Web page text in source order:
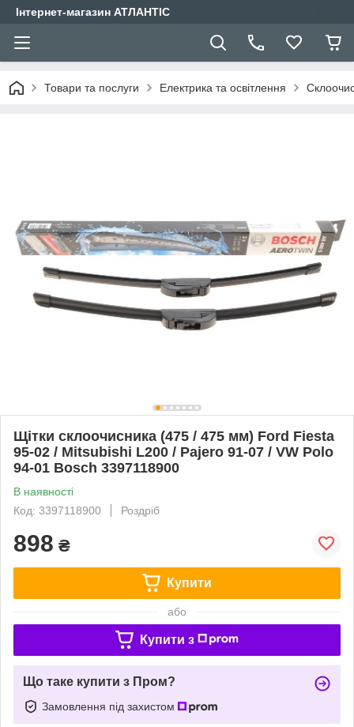
Інтернет-магазин АТЛАНТІС
Товари та послуги Електрика та освітлення
Щітки склоочисника (475 / 475 мм) Ford Fiesta
95-02 / Mitsubishi L200 / Pajero 91-07 / VW Polo
94-01 Bosch 3397118900
В наявності
Код: 3397118900
Роздріб
898 ₴
Купити
або
Купити з
Що таке купити з Пром?
Замовлення під захистом